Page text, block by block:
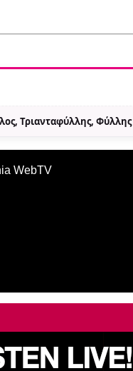
Τριανταφύλλης, Φύλλης
WebTV